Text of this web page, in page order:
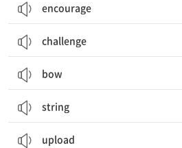
encourage
challenge
bow
string
upload